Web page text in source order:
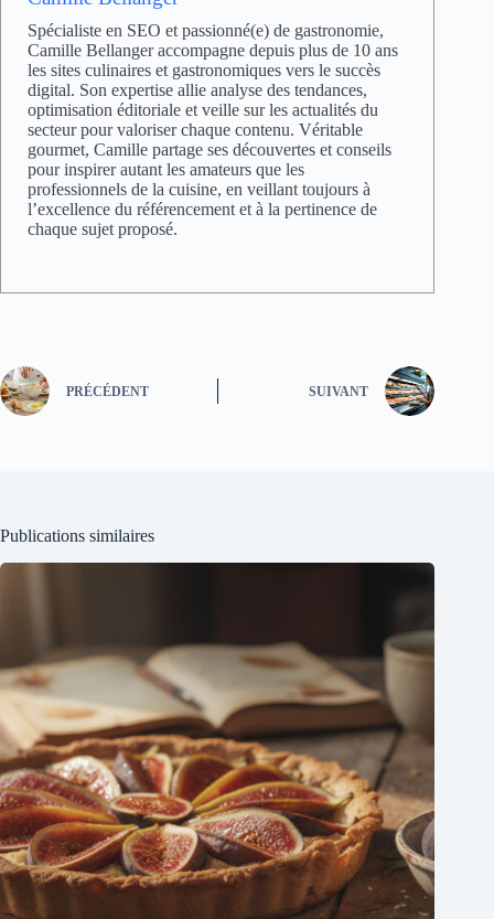
Spécialiste en SEO et passionné(e) de gastronomie,
Camille Bellanger accompagne depuis plus de 10 ans
les sites culinaires et gastronomiques vers le succès
digital. Son expertise allie analyse des tendances,
optimisation éditoriale et veille sur les actualités du
secteur pour valoriser chaque contenu. Véritable
gourmet, Camille partage ses découvertes et conseils
pour inspirer autant les amateurs que les
professionnels de la cuisine, en veillant toujours à
l’excellence du référencement et à la pertinence de
chaque sujet proposé.
PRÉCÉDENT SUIVANT
Publications similaires